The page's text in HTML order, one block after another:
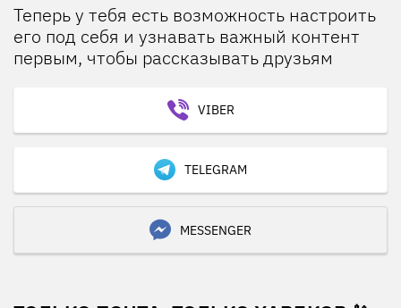
Теперь у тебя есть возможность настроить
его под себя и узнавать важный контент
первым, чтобы рассказывать друзьям
VIBER
TELEGRAM
MESSENGER